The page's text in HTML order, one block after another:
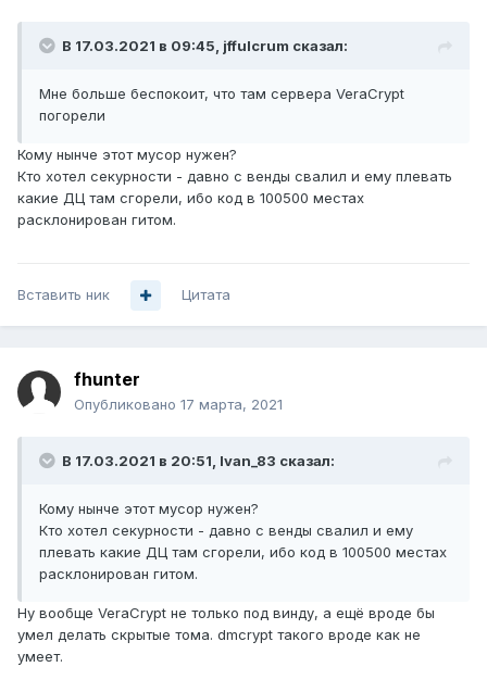
В 17.03.2021 в 09:45, jffulcrum сказал:
Мне больше беспокоит, что там сервера VeraCrypt
погорели
Кому нынче этот мусор нужен?
Кто хотел секурности - давно с венды свалил и ему плевать
какие ДЦ там сгорели, ибо код в 100500 местах
расклонирован гитом.
Вставить ник Цитата
fhunter
Опубликовано 17 марта, 2021
В 17.03.2021 в 20:51, Ivan_83 сказал:
Кому нынче этот мусор нужен?
Кто хотел секурности - давно с венды свалил и ему
плевать какие ДЦ там сгорели, ибо код в 100500 местах
расклонирован гитом.
Ну вообще VeraCrypt не только под винду, а ещё вроде бы
умел делать скрытые тома. dmcrypt такого вроде как не
умеет.